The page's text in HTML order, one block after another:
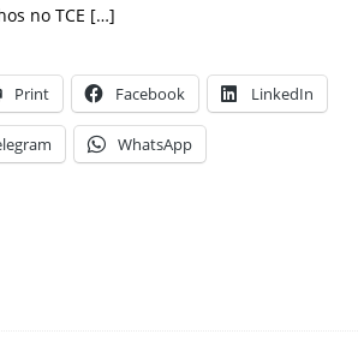
de phishing para 54%
no TCE […]
Print Facebook LinkedIn
WhatsApp